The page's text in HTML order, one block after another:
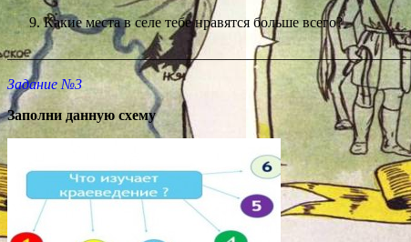
Какие места в селе тебе нравятся больше всего?
Задание №3
Заполни данную схему